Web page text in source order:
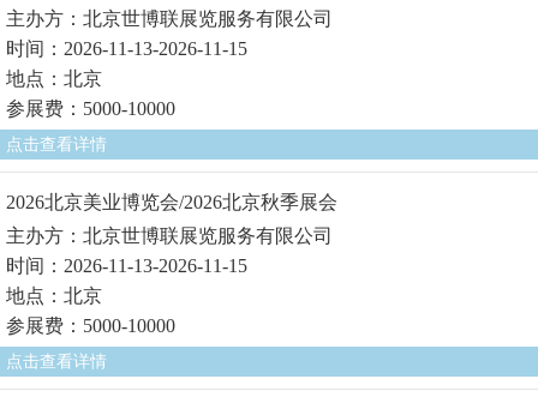
主办方：北京世博联展览服务有限公司
时间：2026-11-13-2026-11-15
地点：北京
参展费：5000-10000
点击查看详情
2026北京美业博览会/2026北京秋季展会
主办方：北京世博联展览服务有限公司
时间：2026-11-13-2026-11-15
地点：北京
参展费：5000-10000
点击查看详情